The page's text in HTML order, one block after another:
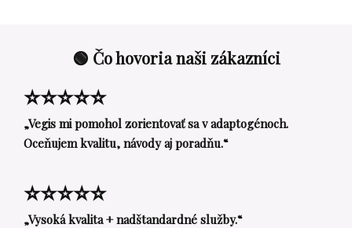
🟢 Čo hovoria naši zákazníci
⭐⭐⭐⭐⭐
„Vegis mi pomohol zorientovať sa v adaptogénoch.
Oceňujem kvalitu, návody aj poradňu.“
⭐⭐⭐⭐⭐
„Vysoká kvalita + nadštandardné služby.“